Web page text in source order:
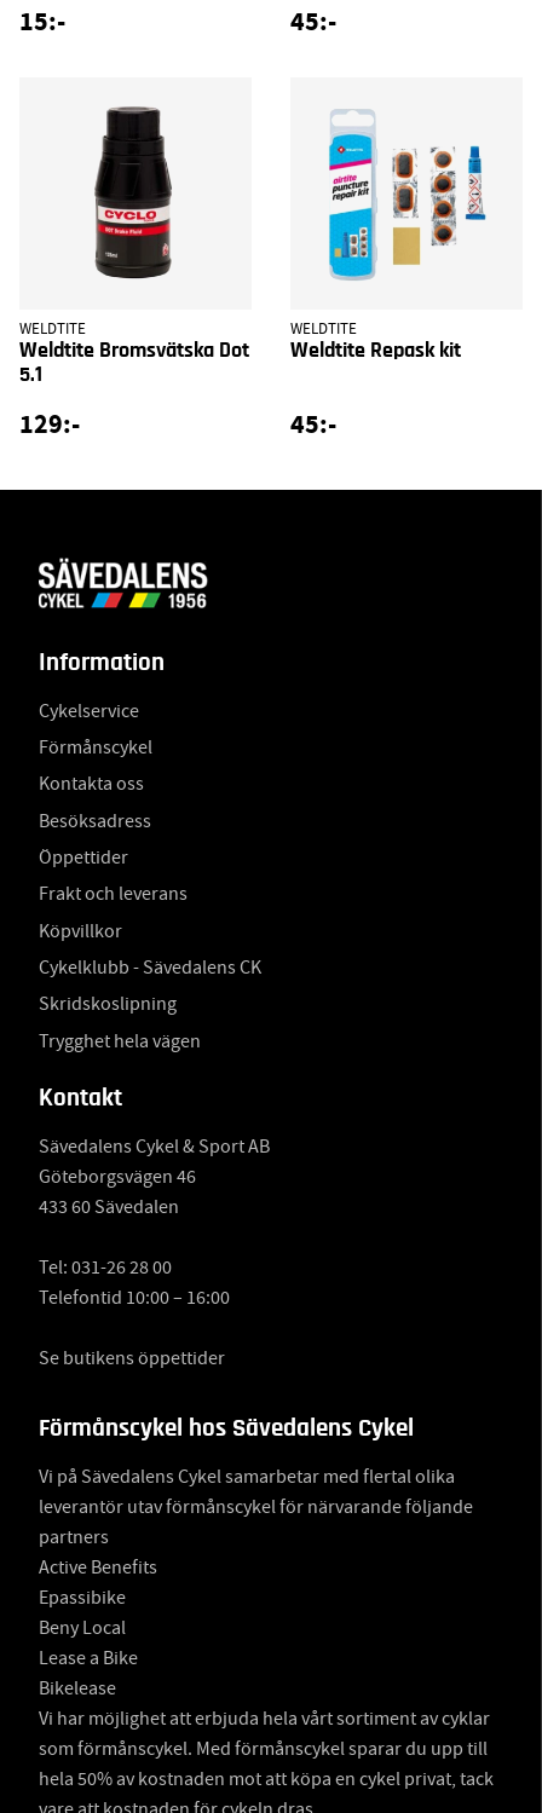
15:- 45:-
WELDTITE
Weldtite Bromsvätska Dot
5.1
129:-
WELDTITE
Weldtite Repask kit
45:-
Information
Cykelservice
Förmånscykel
Kontakta oss
Besöksadress
Öppettider
Frakt och leverans
Köpvillkor
Cykelklubb - Sävedalens CK
Skridskoslipning
Trygghet hela vägen
Kontakt
Sävedalens Cykel & Sport AB
Göteborgsvägen 46
433 60 Sävedalen
Tel: 031-26 28 00
Telefontid 10:00 – 16:00
Se butikens öppettider
Förmånscykel hos Sävedalens Cykel
Vi på Sävedalens Cykel samarbetar med flertal olika
leverantör utav förmånscykel för närvarande följande
partners
Active Benefits
Epassibike
Beny Local
Lease a Bike
Bikelease
Vi har möjlighet att erbjuda hela vårt sortiment av cyklar
som förmånscykel. Med förmånscykel sparar du upp till
hela 50% av kostnaden mot att köpa en cykel privat, tack